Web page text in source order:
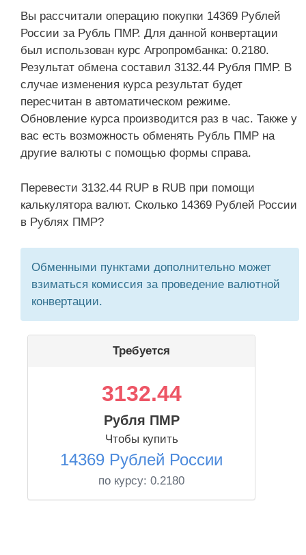
Вы рассчитали операцию покупки 14369 Рублей
России за Рубль ПМР. Для данной конвертации
был использован курс Агропромбанка: 0.2180.
Результат обмена составил 3132.44 Рубля ПМР. В
случае изменения курса результат будет
пересчитан в автоматическом режиме.
Обновление курса производится раз в час. Также у
вас есть возможность обменять Рубль ПМР на
другие валюты с помощью формы справа.
Перевести 3132.44 RUP в RUB при помощи
калькулятора валют. Сколько 14369 Рублей России
в Рублях ПМР?
Обменными пунктами дополнительно может
взиматься комиссия за проведение валютной
конвертации.
Требуется
3132.44
Рубля ПМР
Чтобы купить
14369 Рублей России
по курсу: 0.2180